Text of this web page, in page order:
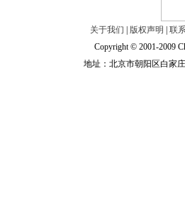
关于我们 版权声明
联
Copyright © 2001-2009
地址：北京市朝阳区白家